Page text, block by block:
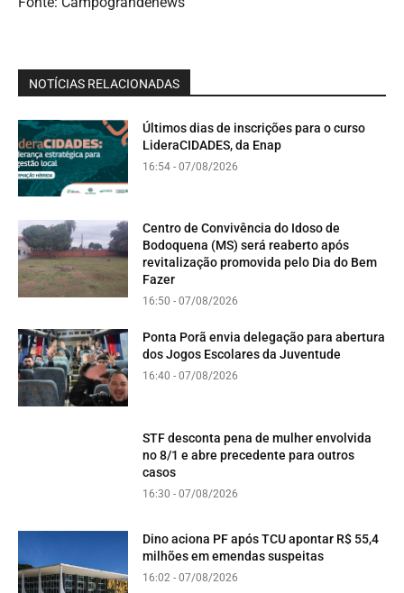
NOTÍCIAS RELACIONADAS
Últimos dias de inscrições para o curso
LideraCIDADES, da Enap
16:54 - 07/08/2026
Centro de Convivência do Idoso de
Bodoquena (MS) será reaberto após
revitalização promovida pelo Dia do Bem
Fazer
16:50 - 07/08/2026
Ponta Porã envia delegação para abertura
dos Jogos Escolares da Juventude
16:40 - 07/08/2026
STF desconta pena de mulher envolvida
no 8/1 e abre precedente para outros
casos
16:30 - 07/08/2026
Dino aciona PF após TCU apontar R$ 55,4
milhões em emendas suspeitas
16:02 - 07/08/2026